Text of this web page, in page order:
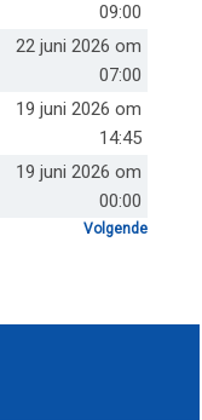
09:00
22 juni 2026 om
07:00
19 juni 2026 om
14:45
19 juni 2026 om
00:00
Volgende